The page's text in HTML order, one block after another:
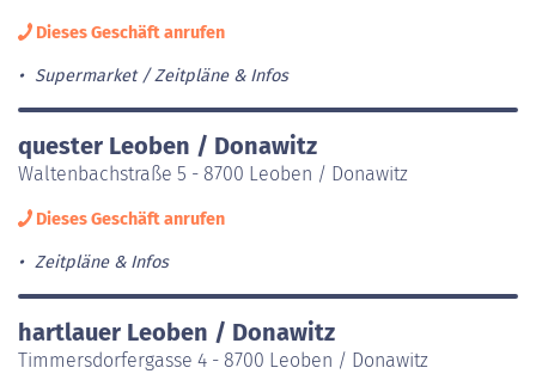
Dieses Geschäft anrufen
Supermarket Zeitpläne & Infos
quester Leoben / Donawitz
Waltenbachstraße 5 - 8700 Leoben / Donawitz
Dieses Geschäft anrufen
Zeitpläne & Infos
hartlauer Leoben / Donawitz
Timmersdorfergasse 4 - 8700 Leoben / Donawitz